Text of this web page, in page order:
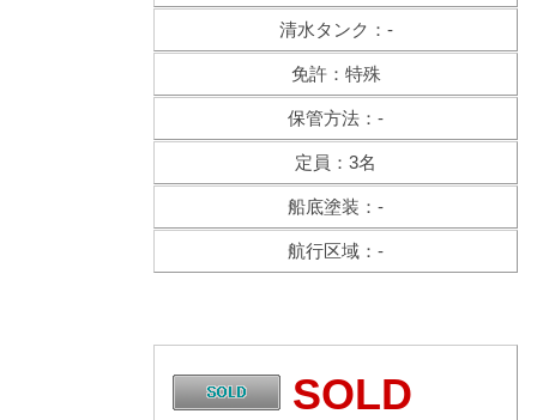
清水タンク：-
免許：特殊
保管方法：-
定員：3名
船底塗装：-
航行区域：-
SOLD